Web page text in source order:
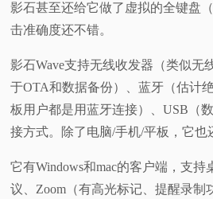
影石甚至还给它做了虚拟的全键盘
击准确度还不错。
影石Wave支持无线收发器（类似无
于OTA和数据备份）、蓝牙（估计
板用户都是用蓝牙连接）、USB（
接方式。除了电脑/手机/平板，它也
它有Windows和mac的客户端，支
议、Zoom（有高光标记、提醒录制